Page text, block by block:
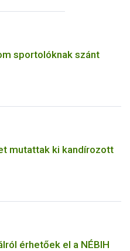
sportolóknak szánt
mutattak ki kandírozott
érhetőek el a NÉBIH